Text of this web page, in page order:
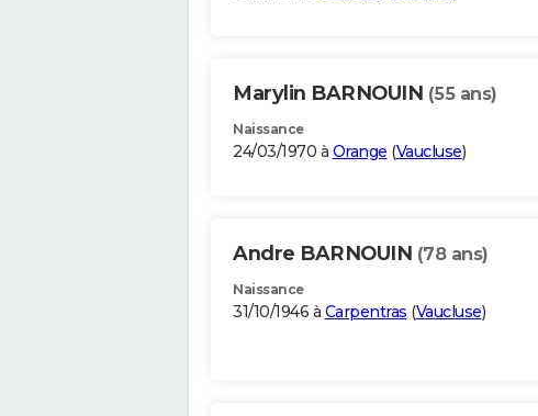
Marylin BARNOUIN (55 ans)
Naissance
24/03/1970 à Orange (Vaucluse)
Andre BARNOUIN (78 ans)
Naissance
31/10/1946 à Carpentras (Vaucluse)